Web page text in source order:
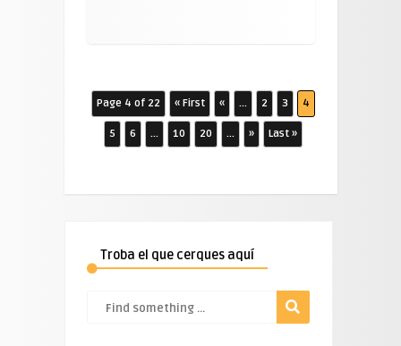
Page 4 of 22 « First « ... 2 3 4
5 6 ... 10 20 ... » Last »
Troba el que cerques aquí